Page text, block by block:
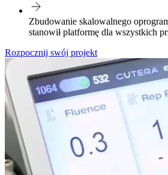
Zbudowanie skalowalnego
stanowił platformę dla wszystkich
Rozpocznij swój projekt